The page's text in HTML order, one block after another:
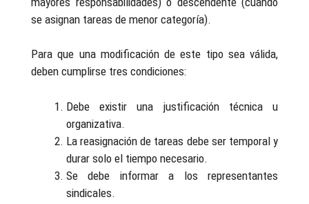
se asignan tareas de menor categoría).
Para que una modificación de este tipo sea válida,
deben cumplirse tres condiciones:
Debe existir una justificación técnica u
organizativa.
La reasignación de tareas debe ser temporal y
durar solo el tiempo necesario.
Se debe informar a los representantes
sindicales.